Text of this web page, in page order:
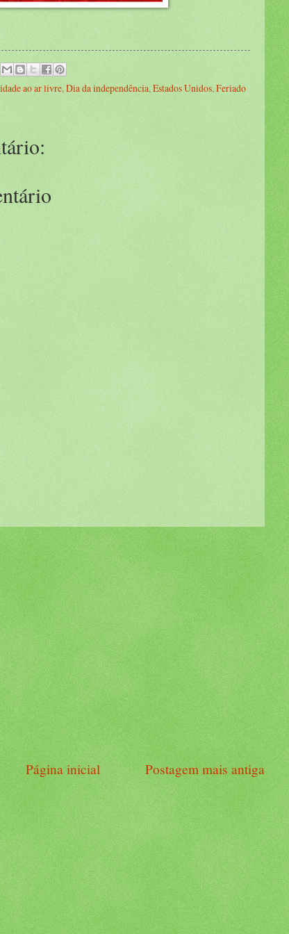
ao ar livre,Dia da independência,Estados Unidos,Feriado
Postagem mais antiga
Página inicial